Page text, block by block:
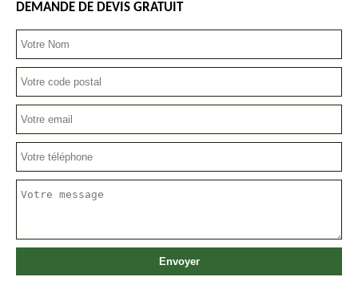
DEMANDE DE DEVIS GRATUIT